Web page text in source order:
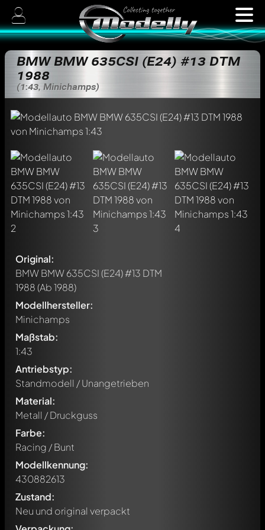
BMW BMW 635CSI (E24) #13 DTM
1988
(1:43, Minichamps)
Original:
BMW BMW 635CSI (E24) #13 DTM
1988(Ab 1988)
Modellhersteller:
Minichamps
Maßstab:
1:43
Antriebstyp:
Standmodell / Unangetrieben
Material:
Metall / Druckguss
Farbe:
Racing / Bunt
Modellkennung:
430882613
Zustand:
Neu und original verpackt